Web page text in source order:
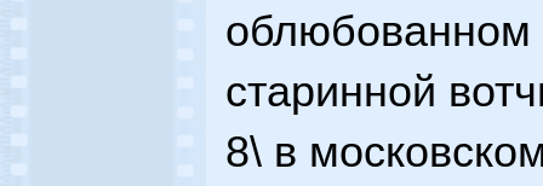
облюбованном
старинной
8\ в